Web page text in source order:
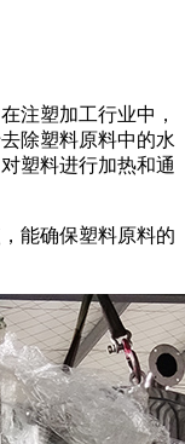
注塑加工行业中，
除塑料原料中的水
塑料进行加热和通
能确保塑料原料的